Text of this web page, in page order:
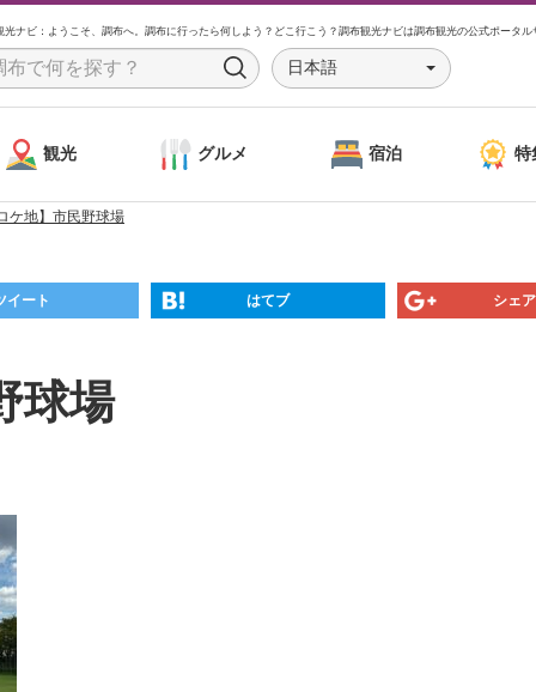
光ナビ：ようこそ、調布へ。調布に行ったら何しよう？どこ行こう？調布観光ナビは調布観光の公式ポータル
S
c
日本語
観光 グルメ 宿泊 特
ケ地】市民野球場
イート はてブ シェア
球場